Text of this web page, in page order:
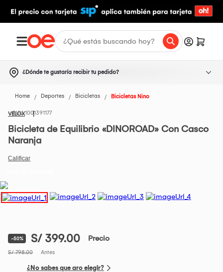
¿Dónde te gustaría recibir tu pedido?
Home Deportes Bicicletas Bicicletas Nino
VELOX1001391177
Bicicleta de Equilibrio «DINOROAD» Con Casco
Naranja
-50% S/ 399.00 Precio
S/ 798.00 Antes
¿No sabes que aro elegir?